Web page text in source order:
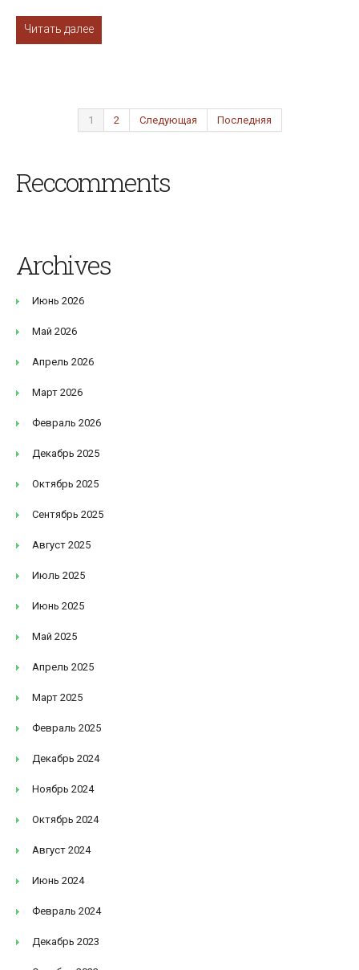
Читать далее
1 2 Следующая Последняя
Reccomments
Archives
Июнь 2026
Май 2026
Апрель 2026
Март 2026
Февраль 2026
Декабрь 2025
Октябрь 2025
Сентябрь 2025
Август 2025
Июль 2025
Июнь 2025
Май 2025
Апрель 2025
Март 2025
Февраль 2025
Декабрь 2024
Ноябрь 2024
Октябрь 2024
Август 2024
Июнь 2024
Февраль 2024
Декабрь 2023